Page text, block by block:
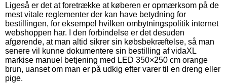
Ligeså er det at foretrække at køberen er opmærksom på de
mest vitale reglementer der kan have betydning for
bestillingen, for eksempel hvilken ombytningspolitik internet
webshoppen har. I den forbindelse er det desuden
afgørende, at man altid sikrer sin købsbekræftelse, så man
senere vil kunne dokumentere sin bestilling af vidaXL
markise manuel betjening med LED 350×250 cm orange
brun, uanset om man er på udkig efter varer til en dreng eller
pige.